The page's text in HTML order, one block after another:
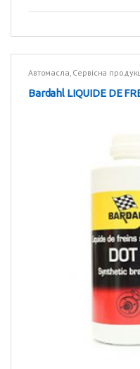
Автомасла, Сервісна
Bardahl LIQUIDE DE